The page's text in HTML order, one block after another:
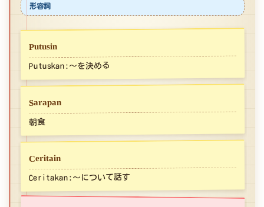
形容詞
Putusin
Putuskan:～を決める
Sarapan
朝食
Ceritain
Ceritakan:～について話す